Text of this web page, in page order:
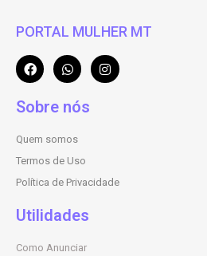
PORTAL MULHER MT
Sobre nós
Quem somos
Termos de Uso
Política de Privacidade
Utilidades
Como Anunciar